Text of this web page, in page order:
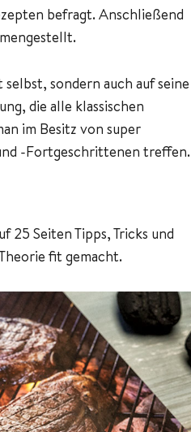
befragt. Anschließend
sondern auch auf seine
die alle klassischen
im Besitz von super
-Fortgeschrittenen treffen.
25 Seiten Tipps, Tricks und
fit gemacht.